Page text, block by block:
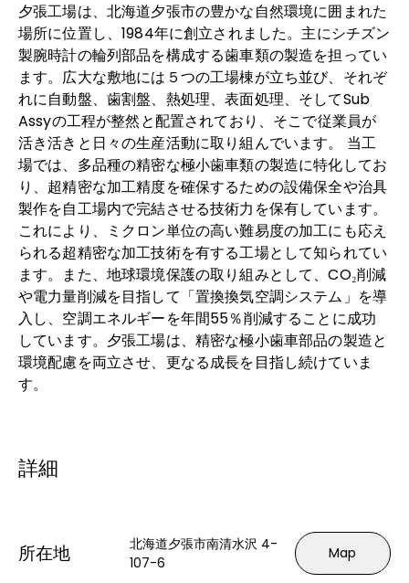
夕張工場は、北海道夕張市の豊かな自然環境に囲まれた
場所に位置し、1984年に創立されました。主にシチズン
製腕時計の輪列部品を構成する歯車類の製造を担ってい
ます。広大な敷地には５つの工場棟が立ち並び、それぞ
れに自動盤、歯割盤、熱処理、表面処理、そしてSub
Assyの工程が整然と配置されており、そこで従業員が
活き活きと日々の生産活動に取り組んでいます。 当工
場では、多品種の精密な極小歯車類の製造に特化してお
り、超精密な加工精度を確保するための設備保全や治具
製作を自工場内で完結させる技術力を保有しています。
これにより、ミクロン単位の高い難易度の加工にも応え
られる超精密な加工技術を有する工場として知られてい
ます。また、地球環境保護の取り組みとして、CO₂削減
や電力量削減を目指して「置換換気空調システム」を導
入し、空調エネルギーを年間55％削減することに成功
しています。夕張工場は、精密な極小歯車部品の製造と
環境配慮を両立させ、更なる成長を目指し続けていま
す。
詳細
所在地
北海道夕張市南清水沢 4-
107-6
Map